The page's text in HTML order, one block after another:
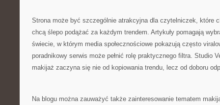
Strona może być szczególnie atrakcyjna dla czytelniczek, które
chcą ślepo podążać za każdym trendem. Artykuły pomagają
świecie, w którym media społecznościowe pokazują często
poradnikowy serwis może pełnić rolę praktycznego filtra. Studio
makijaż zaczyna się nie od kopiowania trendu, lecz od doboru
Na blogu można zauważyć także zainteresowanie tematem